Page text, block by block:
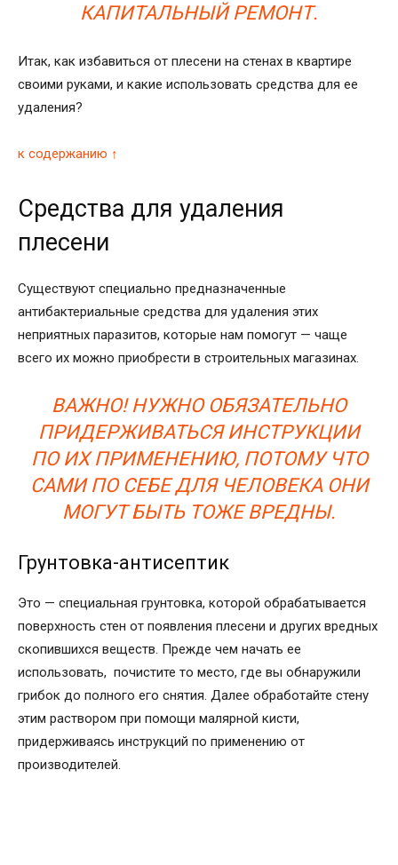
КАПИТАЛЬНЫЙ РЕМОНТ.
Итак, как избавиться от плесени на стенах в квартире
своими руками, и какие использовать средства для ее
удаления?
к содержанию ↑
Средства для удаления
плесени
Существуют специально предназначенные
антибактериальные средства для удаления этих
неприятных паразитов, которые нам помогут — чаще
всего их можно приобрести в строительных магазинах.
ВАЖНО! НУЖНО ОБЯЗАТЕЛЬНО
ПРИДЕРЖИВАТЬСЯ ИНСТРУКЦИИ
ПО ИХ ПРИМЕНЕНИЮ, ПОТОМУ ЧТО
САМИ ПО СЕБЕ ДЛЯ ЧЕЛОВЕКА ОНИ
МОГУТ БЫТЬ ТОЖЕ ВРЕДНЫ.
Грунтовка-антисептик
Это — специальная грунтовка, которой обрабатывается
поверхность стен от появления плесени и других вредных
скопившихся веществ. Прежде чем начать ее
использовать, почистите то место, где вы обнаружили
грибок до полного его снятия. Далее обработайте стену
этим раствором при помощи малярной кисти,
придерживаясь инструкций по применению от
производителей.